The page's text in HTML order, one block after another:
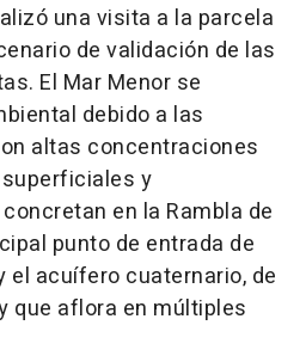
una visita a la parcela
de validación de las
El Mar Menor se
debido a las
altas concentraciones
y
en la Rambla de
punto de entrada de
acuífero cuaternario, de
que aflora en múltiples